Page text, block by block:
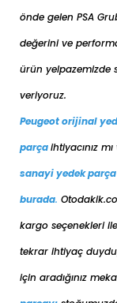
önde gelen PSA
değerini ve
ürün yelpazemizde
veriyoruz.
Peugeot orijinal
parçaihtiyacınız
sanayi yedek parça
burada.
kargo seçenekleri
tekrar ihtiyaç
için aradığınız